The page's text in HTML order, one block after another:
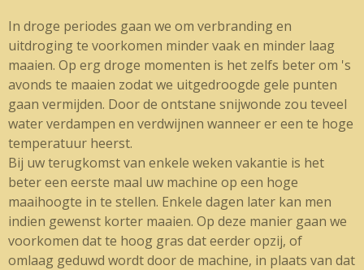
In droge periodes gaan we om verbranding en
uitdroging te voorkomen minder vaak en minder laag
maaien. Op erg droge momenten is het zelfs beter om 's
avonds te maaien zodat we uitgedroogde gele punten
gaan vermijden. Door de ontstane snijwonde zou teveel
water verdampen en verdwijnen wanneer er een te hoge
temperatuur heerst.
Bij uw terugkomst van enkele weken vakantie is het
beter een eerste maal uw machine op een hoge
maaihoogte in te stellen. Enkele dagen later kan men
indien gewenst korter maaien. Op deze manier gaan we
voorkomen dat te hoog gras dat eerder opzij, of
omlaag geduwd wordt door de machine, in plaats van dat